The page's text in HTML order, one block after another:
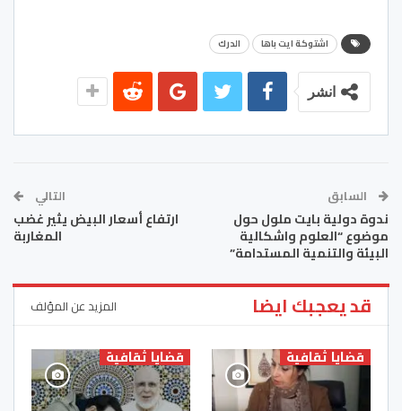
اشتوكة ايت باها الدرك
انشر
السابق
ندوة دولية بايت ملول حول
موضوع “العلوم واشكالية
البيئة والتنمية المستدامة”
التالي
ارتفاع أسعار البيض يثير غضب
المغاربة
قد يعجبك ايضا المزيد عن المؤلف
قضايا ثقافية قضايا ثقافية